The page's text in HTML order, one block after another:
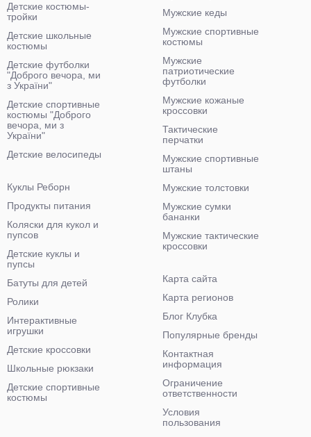
Детские костюмы-
тройки
Детские школьные
костюмы
Детские футболки
"Доброго вечора, ми
з України"
Детские спортивные
костюмы "Доброго
вечора, ми з
України"
Детские велосипеды
Мужские кеды
Мужские спортивные
костюмы
Мужские
патриотические
футболки
Мужские кожаные
кроссовки
Тактические
перчатки
Мужские спортивные
штаны
Мужские толстовки
Мужские сумки
бананки
Мужские тактические
кроссовки
Куклы Реборн
Продукты питания
Коляски для кукол и
пупсов
Детские куклы и
пупсы
Батуты для детей
Ролики
Интерактивные
игрушки
Детские кроссовки
Школьные рюкзаки
Детские спортивные
костюмы
Карта сайта
Карта регионов
Блог Клубка
Популярные бренды
Контактная
информация
Ограничение
ответственности
Условия
пользования